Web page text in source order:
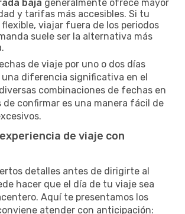
baja generalmente ofrece mayor
y tarifas más accesibles. Si tu
flexible, viajar fuera de los periodos
suele ser la alternativa más
de viaje por uno o dos días
una diferencia significativa en el
combinaciones de fechas en
de confirmar es una manera fácil de
de viaje con
detalles antes de dirigirte al
hacer que el día de tu viaje sea
Aquí te presentamos los
atender con anticipación: